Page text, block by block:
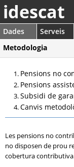
idescat
Dades Serveis
Metodologia
Pensions no
Pensions
Subsidi de
Canvis
Les pensions no
no disposen de prou
cobertura